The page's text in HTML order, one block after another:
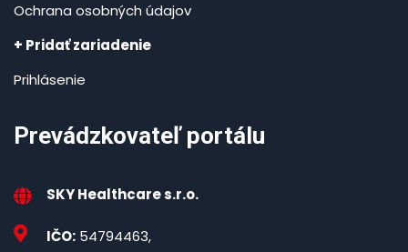
Ochrana osobných údajov
+ Pridať zariadenie
Prihlásenie
Prevádzkovateľ portálu
SKY Healthcare s.r.o.
IČO: 54794463,